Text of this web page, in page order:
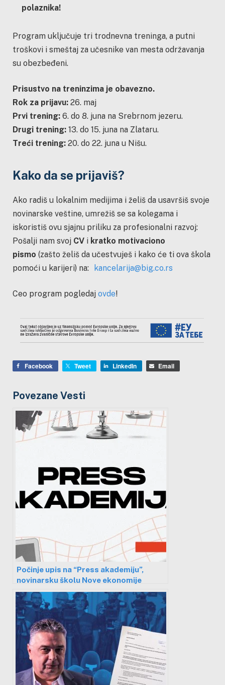
polaznika!
Program uključuje tri trodnevna treninga, a putni
troškovi i smeštaj za učesnike van mesta održavanja
su obezbeđeni.
Prisustvo na treninzima je obavezno.
Rok za prijavu: 26. maj
Prvi trening: 6. do 8. juna na Srebrnom jezeru.
Drugi trening: 13. do 15. juna na Zlataru.
Treći trening: 20. do 22. juna u Nišu.
Kako da se prijaviš?
Ako radiš u lokalnim medijima i želiš da usavršiš svoje
novinarske veštine, umrežiš se sa kolegama i
iskoristiš ovu sjajnu priliku za profesionalni razvoj:
Pošalji nam svoj CV i kratko motivaciono
pismo (zašto želiš da učestvuješ i kako će ti ova škola
pomoći u karijeri) na:
kancelarija@big.co.rs
Ceo program pogledaj ovde!
Facebook Tweet LinkedIn Email
Povezane Vesti
Počinje upis na “Press akademiju”,
novinarsku školu Nove ekonomije